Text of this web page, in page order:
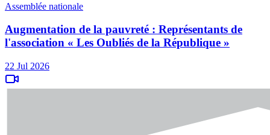
Assemblée nationale
Augmentation de la pauvreté : Représentants de
l'association « Les Oubliés de la République »
22 Jul 2026